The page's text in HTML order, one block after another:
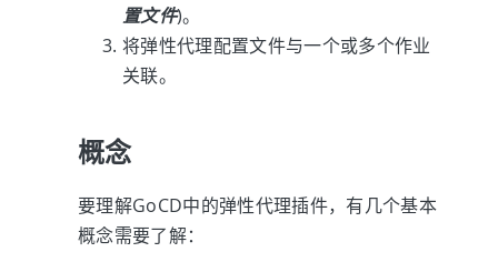
置文件)。
将弹性代理配置文件与一个或多个作业
关联。
概念
要理解GoCD中的弹性代理插件，有几个基本
概念需要了解：